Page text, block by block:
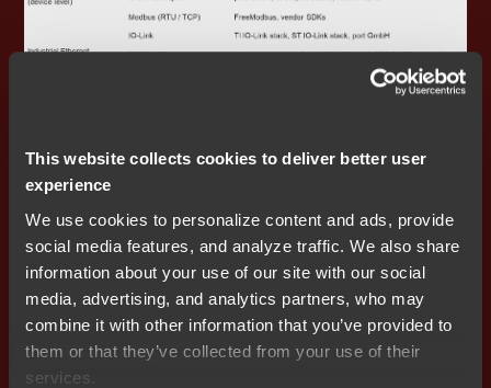
This website collects cookies to deliver better user
experience
We use cookies to personalize content and ads, provide
social media features, and analyze traffic. We also share
information about your use of our site with our social
media, advertising, and analytics partners, who may
combine it with other information that you’ve provided to
them or that they’ve collected from your use of their
services.
이미지: IAR이 지원하는 산업용 통신 스택 및 생태계
출시 첫날부터 DevOps 지원
IAR 툴체인은 컨테이너에서 네이티브로 실행되며
Jenkins, GitHub, GitLab 및 Kubernetes와 통합됩니다. 재
현 가능한 빌드와 확장 가능한 CI/CD 파이프라인은 단순
히 ‘있으면 좋은’ 기능이 아니라 플랫폼의 작동 방식에 내재